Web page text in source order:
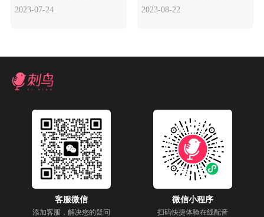
2023-07-24 2023-08-22
客服微信
添加客服，解决您的疑问
微信小程序
扫码快捷体验在线配音